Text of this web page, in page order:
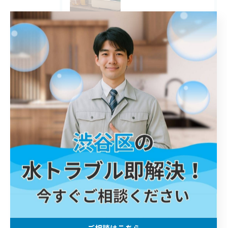
2025/12/08
調布市 浴室水栓 交換
2025/12/07
横須賀市 トイレ 交換
タグ Tags
川口市 屋外排水管詰まり 解消
鎌倉市 トイレ詰まり 港区 詰まり